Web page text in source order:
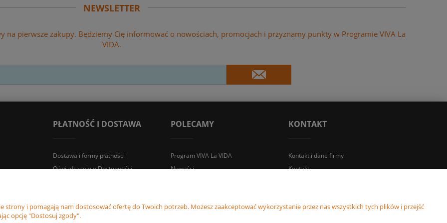
NEWSLETTER
na pierwsze zakupy. Będziemy Cię informować o nowościach, promocjach i przyznamy punkty w Programie VIVA La
VIDA.
PŁATNOŚĆ I DOSTAWA
Dostawa i formy płatności
Oświadczenie o Dostępności
POLECAMY
Program VIVA La VIDA
Nowości
KONTAKT
Kontakt i dane firmy
Kontakt
strony i pomagają nam dostosować ofertę do Twoich potrzeb. Możesz zaakceptować wykorzystanie przez nas wszystkich tych plików i przejść
opcję "Dostosuj zgody".